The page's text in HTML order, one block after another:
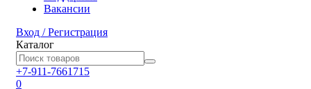
Вакансии
Вход / Регистрация
Каталог
+7-911-7661715
0